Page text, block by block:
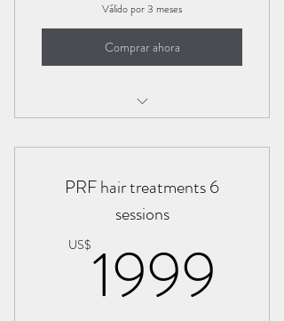
Válido por 3 meses
Comprar ahora
PRF hair treatments 6
sessions
US$1999